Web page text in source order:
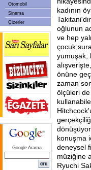
Otomobil
Sinema
Çizerler
Google Arama
kadının
oğlunun
ve hep
çocuk
yumuşak,
önüne
zaman
ölçüleri de
konuşma
deneysel
müziğine
Ryuchi